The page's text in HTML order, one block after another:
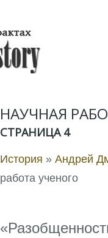
НАУЧНАЯ
СТРАНИЦА 4
История » Андрей
работа ученого